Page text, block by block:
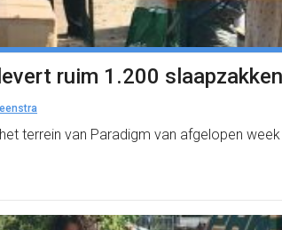
ruim 1.200
terrein van Paradigm van afgelopen